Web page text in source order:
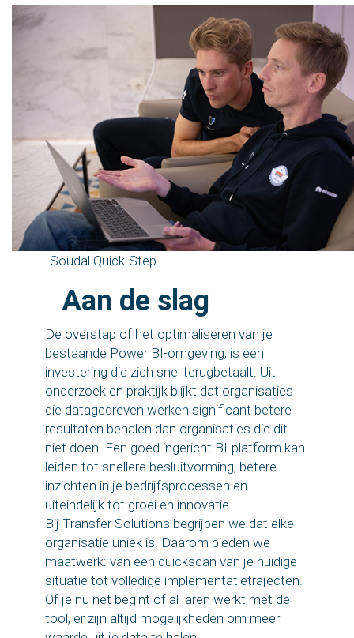
Soudal Quick-Step
Aan de slag
De overstap of het optimaliseren van je
bestaande Power BI-omgeving, is een
investering die zich snel terugbetaalt. Uit
onderzoek en praktijk blijkt dat organisaties
die datagedreven werken significant betere
resultaten behalen dan organisaties die dit
niet doen. Een goed ingericht BI-platform kan
leiden tot snellere besluitvorming, betere
inzichten in je bedrijfsprocessen en
uiteindelijk tot groei en innovatie.
Bij Transfer Solutions begrijpen we dat elke
organisatie uniek is. Daarom bieden we
maatwerk: van een quickscan van je huidige
situatie tot volledige implementatietrajecten.
Of je nu net begint of al jaren werkt met de
tool, er zijn altijd mogelijkheden om meer